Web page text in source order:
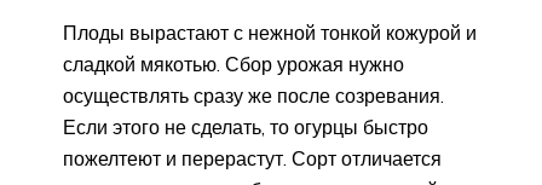
Плоды вырастают с нежной тонкой кожурой и
сладкой мякотью. Сбор урожая нужно
осуществлять сразу же после созревания.
Если этого не сделать, то огурцы быстро
пожелтеют и перерастут. Сорт отличается